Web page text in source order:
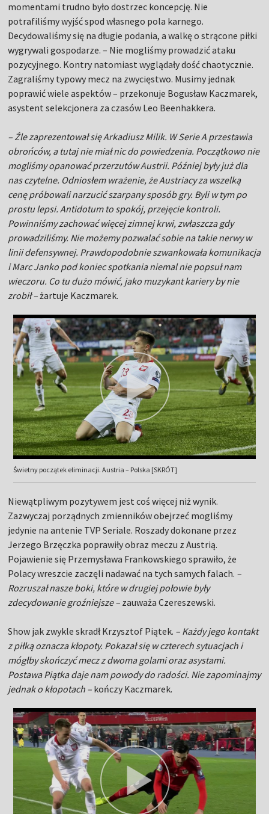
momentami trudno było dostrzec koncepcję. Nie
potrafiliśmy wyjść spod własnego pola karnego.
Decydowaliśmy się na długie podania, a walkę o strącone piłki
wygrywali gospodarze. – Nie mogliśmy prowadzić ataku
pozycyjnego. Kontry natomiast wyglądały dość chaotycznie.
Zagraliśmy typowy mecz na zwycięstwo. Musimy jednak
poprawić wiele aspektów – przekonuje Bogusław Kaczmarek,
asystent selekcjonera za czasów Leo Beenhakkera.
– Źle zaprezentował się Arkadiusz Milik. W Serie A przestawia
obrońców, a tutaj nie miał nic do powiedzenia. Początkowo nie
mogliśmy opanować przerzutów Austrii. Później były już dla
nas czytelne. Odniosłem wrażenie, że Austriacy za wszelką
cenę próbowali narzucić szarpany sposób gry. Byli w tym po
prostu lepsi. Antidotum to spokój, przejęcie kontroli.
Powinniśmy zachować więcej zimnej krwi, zwłaszcza gdy
prowadziliśmy. Nie możemy pozwalać sobie na takie nerwy w
linii defensywnej. Prawdopodobnie szwankowała komunikacja
i Marc Janko pod koniec spotkania niemal nie popsuł nam
wieczoru. Co tu dużo mówić, jako muzykant kariery by nie
zrobił –żartuje Kaczmarek.
Świetny początek eliminacji. Austria – Polska [SKRÓT]
Niewątpliwym pozytywem jest coś więcej niż wynik.
Zazwyczaj porządnych zmienników obejrzeć mogliśmy
jedynie na antenie TVP Seriale. Roszady dokonane przez
Jerzego Brzęczka poprawiły obraz meczu z Austrią.
Pojawienie się Przemysława Frankowskiego sprawiło, że
Polacy wreszcie zaczęli nadawać na tych samych falach. –
Rozruszał nasze boki, które w drugiej połowie były
zdecydowanie groźniejsze – zauważa Czereszewski.
Show jak zwykle skradł Krzysztof Piątek. – Każdy jego kontakt
z piłką oznacza kłopoty. Pokazał się w czterech sytuacjach i
mógłby skończyć mecz z dwoma golami oraz asystami.
Postawa Piątka daje nam powody do radości. Nie zapominajmy
jednak o kłopotach – kończy Kaczmarek.